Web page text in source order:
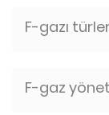
F-gazı
F-gaz